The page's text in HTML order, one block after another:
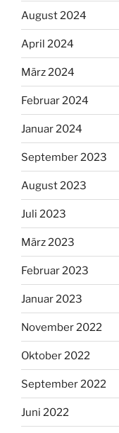
August 2024
April 2024
März 2024
Februar 2024
Januar 2024
September 2023
August 2023
Juli 2023
März 2023
Februar 2023
Januar 2023
November 2022
Oktober 2022
September 2022
Juni 2022